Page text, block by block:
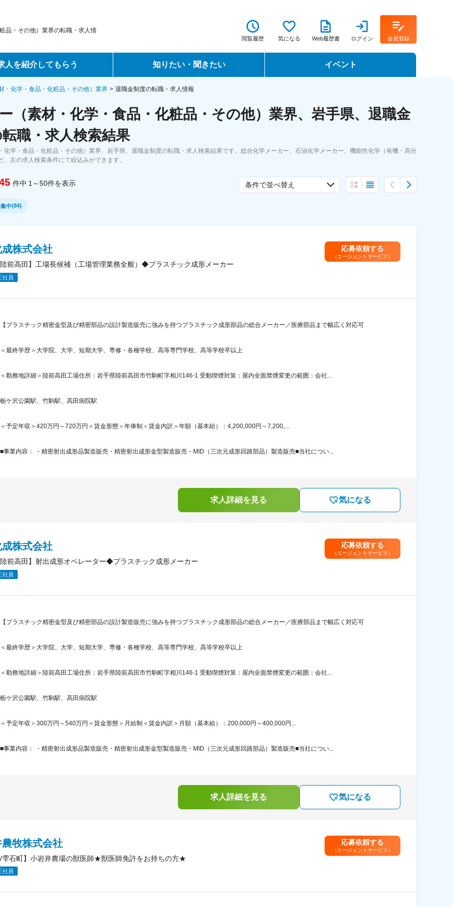
品・その他）業界の転職・求人情
閲覧履歴 気になる Web履歴書 ログイン 会員登録
人を紹介してもらう
トサービス
ービス
エージェントサービス
知りたい・聞きたい
転職ノウハウ
データで見る転職
コラム・インタビュー
イベント
転職フェア
・化学・食品・化粧品・その他）業界 退職金制度の転職・求人情報
（素材・化学・食品・化粧品・その他）業界、岩手県、退職金
職・求人検索結果
化学・食品・化粧品・その他）業界、岩手県、退職金制度の転職・求人検索結果です。総合化学メーカー、石油化学メーカー、機能性化学（有機・高分
、左の求人検索条件にて絞込みができます。
件中 1～50件を表示 条件で並べ替え
中(84)
株式会社
前高田】工場長候補（工場管理業務全般）◆プラスチック成形メーカー
社員
応募依頼する
（エージェントサービス）
【プラスチック精密金型及び精密部品の設計製造販売に強みを持つプラスチック成形部品の総合メーカー／医療部品まで幅広く対応可
＜最終学歴＞大学院、大学、短期大学、専修・各種学校、高等専門学校、高等学校卒以上
＜勤務地詳細＞陸前高田工場住所：岩手県陸前高田市竹駒町字相川146-1 受動喫煙対策：屋内全面禁煙変更の範囲：会社...
栃ケ沢公園駅、竹駒駅、高田病院駅
＜予定年収＞420万円～720万円＜賃金形態＞年俸制＜賃金内訳＞年額（基本給）：4,200,000円～7,200,...
■事業内容： ・精密射出成形品製造販売・精密射出成形金型製造販売・MID（三次元成形回路部品）製造販売■当社につい...
求人詳細を見る 気になる
株式会社
前高田】射出成形オペレーター◆プラスチック成形メーカー
社員
応募依頼する
（エージェントサービス）
【プラスチック精密金型及び精密部品の設計製造販売に強みを持つプラスチック成形部品の総合メーカー／医療部品まで幅広く対応可
＜最終学歴＞大学院、大学、短期大学、専修・各種学校、高等専門学校、高等学校卒以上
＜勤務地詳細＞陸前高田工場住所：岩手県陸前高田市竹駒町字相川146-1 受動喫煙対策：屋内全面禁煙変更の範囲：会社...
栃ケ沢公園駅、竹駒駅、高田病院駅
＜予定年収＞300万円～540万円＜賃金形態＞月給制＜賃金内訳＞月額（基本給）：200,000円～400,000円...
■事業内容： ・精密射出成形品製造販売・精密射出成形金型製造販売・MID（三次元成形回路部品）製造販売■当社につい...
求人詳細を見る 気になる
牧株式会社
雫石町】小岩井農場の獣医師★獣医師免許をお持ちの方★
社員
応募依頼する
（エージェントサービス）